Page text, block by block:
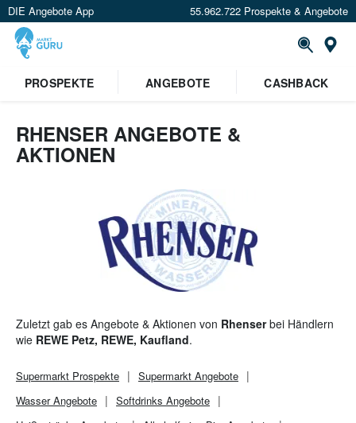
DIE Angebote App 55.962.722 Prospekte & Angebote
PROSPEKTE ANGEBOTE CASHBACK
RHENSER ANGEBOTE &
AKTIONEN
Zuletzt gab es Angebote & Aktionen von Rhenserbei Händlern
wie REWE Petz, REWE, Kaufland.
Supermarkt Prospekte Supermarkt Angebote
Wasser Angebote
Softdrinks Angebote